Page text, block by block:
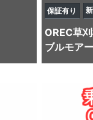
保証有り
OREC草
ブルモア